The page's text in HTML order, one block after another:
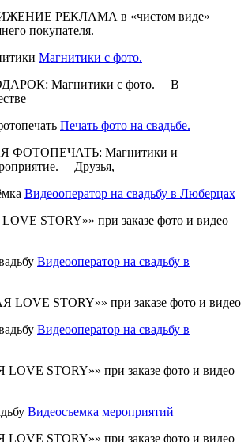
РЕКЛАМА в «чистом виде»
покупателя.
Магнитики с фото.
Магнитики с фото. В
Печать фото на свадьбе.
Магнитики и
Друзья,
Видеооператор на свадьбу в Люберцах
STORY»» при заказе фото и видео
Видеооператор на свадьбу в
STORY»» при заказе фото и видео
Видеооператор на свадьбу в
STORY»» при заказе фото и видео
Видеосъемка мероприятий
STORY»» при заказе фото и видео